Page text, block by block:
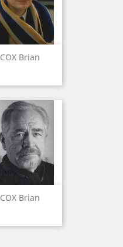
COX Brian
COX Brian